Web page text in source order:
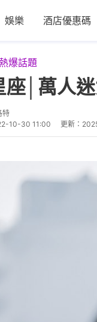
娛樂 酒店優惠碼
爆話題
座│萬人
特
10-30 11:00 更新：